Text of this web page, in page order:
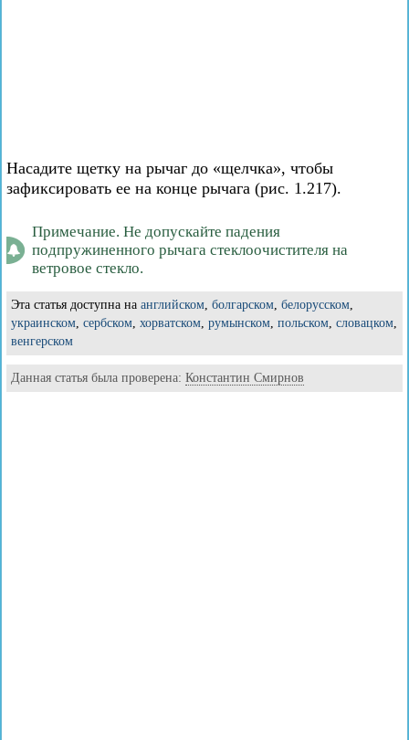
Насадите щетку на рычаг до «щелчка», чтобы
зафиксировать ее на конце рычага (рис. 1.217).
Примечание. Не допускайте падения
подпружиненного рычага стеклоочистителя на
ветровое стекло.
Эта статья доступна на английском, болгарском, белорусском,
украинском, сербском, хорватском, румынском, польском, словацком,
венгерском
Данная статья была проверена: Константин Смирнов